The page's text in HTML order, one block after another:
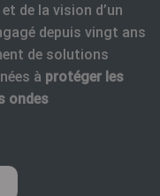
de la vision d’un
depuis vingt ans
de solutions
à protéger les
ondes